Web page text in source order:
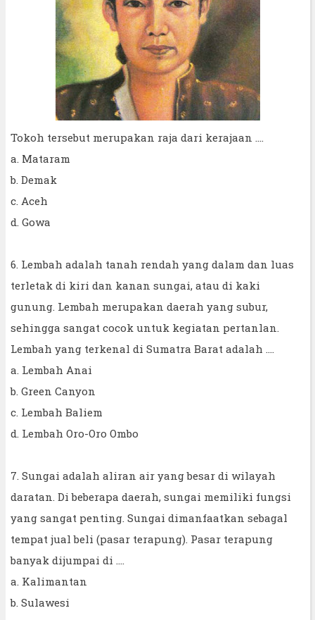
Tokoh tersebut merupakan raja dari kerajaan ....
a. Mataram
b. Demak
c. Aceh
d. Gowa
6. Lembah adalah tanah rendah yang dalam dan luas
terletak di kiri dan kanan sungai, atau di kaki
gunung. Lembah merupakan daerah yang subur,
sehingga sangat cocok untuk kegiatan pertanlan.
Lembah yang terkenal di Sumatra Barat adalah ....
a. Lembah Anai
b. Green Canyon
c. Lembah Baliem
d. Lembah Oro-Oro Ombo
7. Sungai adalah aliran air yang besar di wilayah
daratan. Di beberapa daerah, sungai memiliki fungsi
yang sangat penting. Sungai dimanfaatkan sebagal
tempat jual beli (pasar terapung). Pasar terapung
banyak dijumpai di ....
a. Kalimantan
b. Sulawesi